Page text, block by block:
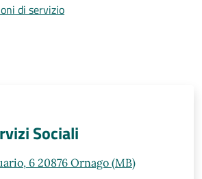
di servizio
Sociali
6 20876 Ornago (MB)